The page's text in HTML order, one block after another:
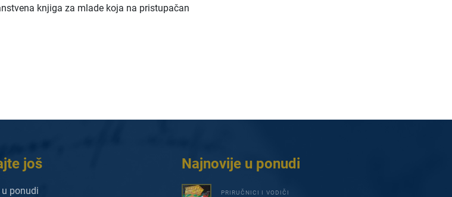
knjiga za mlade koja na pristupačan
još
ponudi
Najnovije u ponudi
PRIRUČNICI I VODIČI